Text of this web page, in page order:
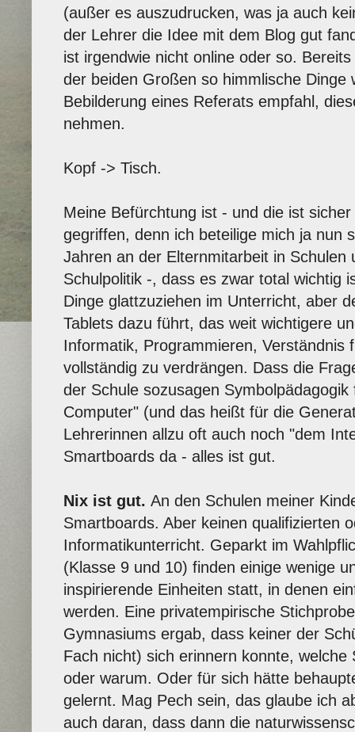
(außer es auszudrucken, was ja auch
der Lehrer die Idee mit dem Blog gut
ist irgendwie nicht online oder so.
der beiden Großen so himmlische Dinge
Bebilderung eines Referats empfahl,
nehmen.
Kopf -> Tisch.
Meine Befürchtung ist - und die ist
gegriffen, denn ich beteilige mich ja nun
Jahren an der Elternmitarbeit in Schulen
Schulpolitik -, dass es zwar total wichtig
Dinge glattzuziehen im Unterricht, aber
Tablets dazu führt, das weit wichtigere
Informatik, Programmieren, Verständnis
vollständig zu verdrängen. Dass die
der Schule sozusagen
Computer" (und das heißt für die
Lehrerinnen allzu oft auch noch "dem
Smartboards da - alles ist gut.
Nix ist gut. An den Schulen meiner
Smartboards. Aber keinen qualifizierten
Informatikunterricht. Geparkt im
(Klasse 9 und 10) finden einige wenige
inspirierende Einheiten statt, in denen
werden. Eine privatempirische
Gymnasiums ergab, dass keiner der
Fach nicht) sich erinnern konnte,
oder warum. Oder für sich hätte
gelernt. Mag Pech sein, das glaube ich
auch daran, dass dann die